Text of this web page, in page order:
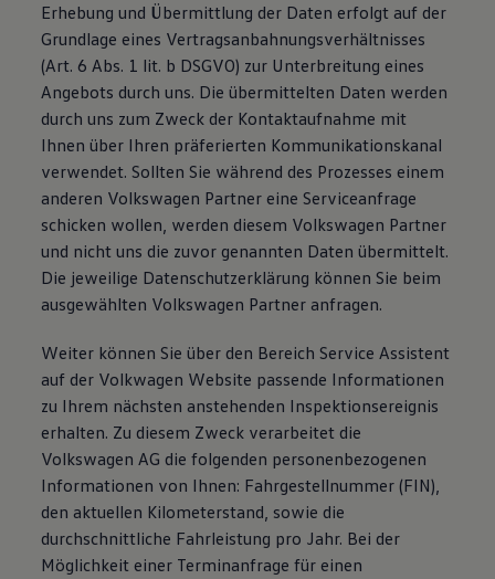
Erhebung und Übermittlung der Daten erfolgt auf der
Grundlage eines Vertragsanbahnungsverhältnisses
(Art. 6 Abs. 1 lit. b DSGVO) zur Unterbreitung eines
Angebots durch uns. Die übermittelten Daten werden
durch uns zum Zweck der Kontaktaufnahme mit
Ihnen über Ihren präferierten Kommunikationskanal
verwendet. Sollten Sie während des Prozesses einem
anderen Volkswagen Partner eine Serviceanfrage
schicken wollen, werden diesem Volkswagen Partner
und nicht uns die zuvor genannten Daten übermittelt.
Die jeweilige Datenschutzerklärung können Sie beim
ausgewählten Volkswagen Partner anfragen.
Weiter können Sie über den Bereich Service Assistent
auf der Volkwagen Website passende Informationen
zu Ihrem nächsten anstehenden Inspektionsereignis
erhalten. Zu diesem Zweck verarbeitet die
Volkswagen AG die folgenden personenbezogenen
Informationen von Ihnen: Fahrgestellnummer (FIN),
den aktuellen Kilometerstand, sowie die
durchschnittliche Fahrleistung pro Jahr. Bei der
Möglichkeit einer Terminanfrage für einen